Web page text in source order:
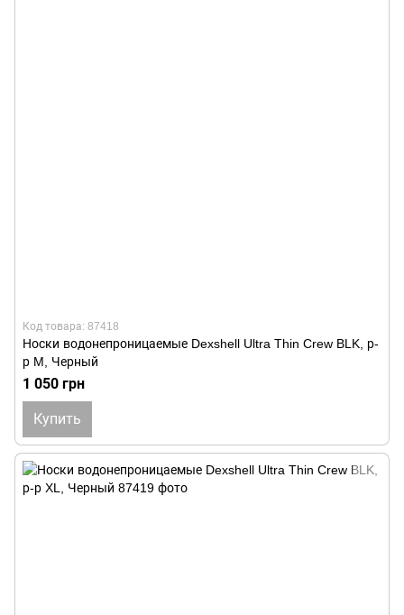
Код товара: 87418
Носки водонепроницаемые Dexshell Ultra Thin Crew BLK, р-
р M, Черный
1 050 грн
Купить